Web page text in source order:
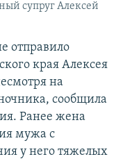
супруг Алексей
отправило
края Алексея
на
сообщила
Ранее жена
мужа с
у него тяжелых